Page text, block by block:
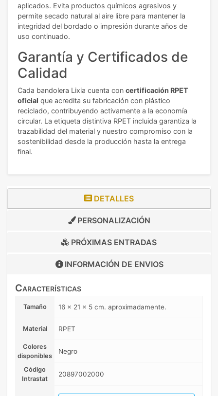
aplicados. Evita productos químicos agresivos y
permite secado natural al aire libre para mantener la
integridad del bordado o impresión durante años de
uso continuado.
Garantía y Certificados de
Calidad
Cada bandolera Lixia cuenta con certificación RPET
oficial que acredita su fabricación con plástico
reciclado, contribuyendo activamente a la economía
circular. La etiqueta distintiva RPET incluida garantiza la
trazabilidad del material y nuestro compromiso con la
sostenibilidad desde la producción hasta la entrega
final.
DETALLES
PERSONALIZACIÓN
PRÓXIMAS ENTRADAS
INFORMACIÓN DE ENVIOS
Características
Tamaño 16 x 21 x 5 cm. aproximadamente.
Material RPET
Colores
disponibles
Negro
Código
Intrastat
20897002000